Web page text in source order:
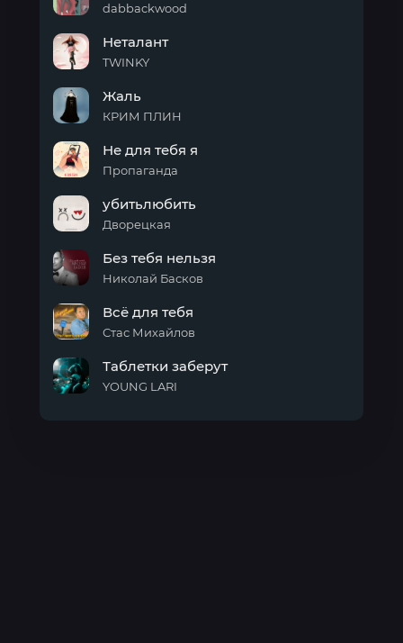
смерти
dabbackwood
Неталант
TWINKY
Жаль
КРИМ ПЛИН
для
тебя
Не для тебя я
Пропаганда
убитьлюбить
Дворецкая
тебя
нельзя
Без тебя нельзя
Николай Басков
для
тебя
Всё для тебя
Стас Михайлов
Таблетки заберут
YOUNG LARI